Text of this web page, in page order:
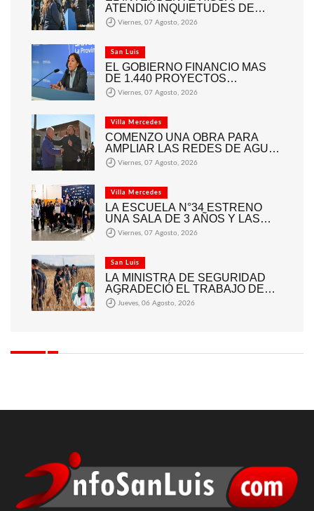
ATENDIÓ INQUIETUDES DE
VECINOS DEL BARRIO
AMPPARE
Viernes, 07 Agosto, 2026
San Luis
EL GOBIERNO FINANCIÓ MÁS
DE 1.440 PROYECTOS
SOCIALES A 2.200 ENTIDADES
DE TODA LA PROVINCIA
Viernes, 07 Agosto, 2026
Villa Mercedes
COMENZÓ UNA OBRA PARA
AMPLIAR LAS REDES DE AGUA
POTABLE Y CLOACAS EN VILLA
MERCEDES
Viernes, 07 Agosto, 2026
Villa Mercedes
LA ESCUELA N°34 ESTRENÓ
UNA SALA DE 3 AÑOS Y LAS
OBRAS QUE PERMITEN
COMPLETAR EL CICLO
Viernes, 07 Agosto, 2026
San Luis
LA MINISTRA DE SEGURIDAD
AGRADECIÓ EL TRABAJO DE
MÁS DE 200 EFECTIVOS QUE
PARTICIPARON EN LA
Jueves, 06 Agosto, 2026